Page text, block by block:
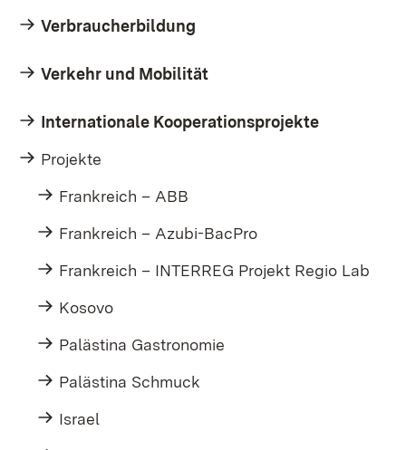
Verbraucherbildung
Verkehr und Mobilität
Internationale Kooperationsprojekte
Projekte
Frankreich – ABB
Frankreich – Azubi-BacPro
Frankreich – INTERREG Projekt Regio Lab
Kosovo
Palästina Gastronomie
Palästina Schmuck
Israel